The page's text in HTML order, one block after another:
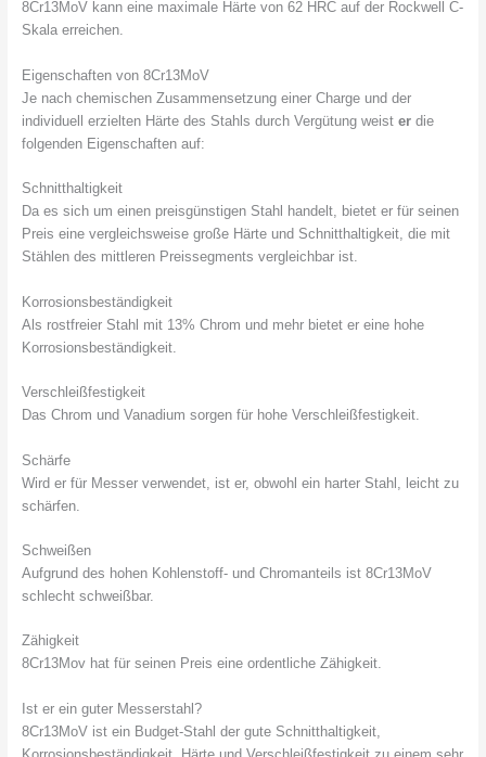
8Cr13MoV kann eine maximale Härte von 62 HRC auf der Rockwell C-
Skala erreichen.
Eigenschaften von 8Cr13MoV
Je nach chemischen Zusammensetzung einer Charge und der
individuell erzielten Härte des Stahls durch Vergütung weist erdie
folgenden Eigenschaften auf:
Schnitthaltigkeit
Da es sich um einen preisgünstigen Stahl handelt, bietet er für seinen
Preis eine vergleichsweise große Härte und Schnitthaltigkeit, die mit
Stählen des mittleren Preissegments vergleichbar ist.
Korrosionsbeständigkeit
Als rostfreier Stahl mit 13% Chrom und mehr bietet er eine hohe
Korrosionsbeständigkeit.
Verschleißfestigkeit
Das Chrom und Vanadium sorgen für hohe Verschleißfestigkeit.
Schärfe
Wird er für Messer verwendet, ist er, obwohl ein harter Stahl, leicht zu
schärfen.
Schweißen
Aufgrund des hohen Kohlenstoff- und Chromanteils ist 8Cr13MoV
schlecht schweißbar.
Zähigkeit
8Cr13Mov hat für seinen Preis eine ordentliche Zähigkeit.
Ist er ein guter Messerstahl?
8Cr13MoV ist ein Budget-Stahl der gute Schnitthaltigkeit,